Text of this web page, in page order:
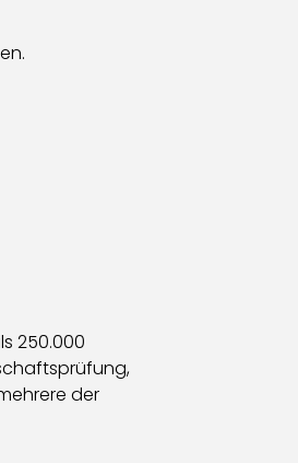
250.000
der